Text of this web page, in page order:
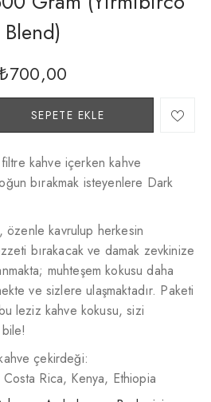
Blend)
700,00
SEPETE EKLE
kahve içerken kahve
bırakmak isteyenlere Dark
özenle kavrulup herkesin
bırakacak ve damak zevkinize
muhteşem kokusu daha
ve sizlere ulaşmaktadır. Paketi
leziz kahve kokusu, sizi
çekirdeği:
Rica, Kenya, Ethiopia